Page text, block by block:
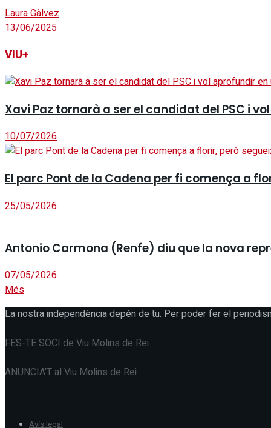
Laura Gàlvez
13/06/2025
VIU+
Xavi Paz tornarà a ser el candidat del PSC i
10/07/2026
El parc Pont de la Cadena per fi comença a
25/05/2026
Antonio Carmona (Renfe) diu que la nova
07/05/2026
Més
La nostra independència depèn de tu. Per poder fer el
FES-TE SOCI de Viu Molins de Rei
ANUNCIA'T al Viu Molins de Rei
Avís legal